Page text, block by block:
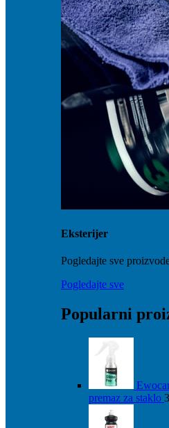
Eksterijer
Pogledajte sve
Pogledajte sve
Popularni
premaz za staklo